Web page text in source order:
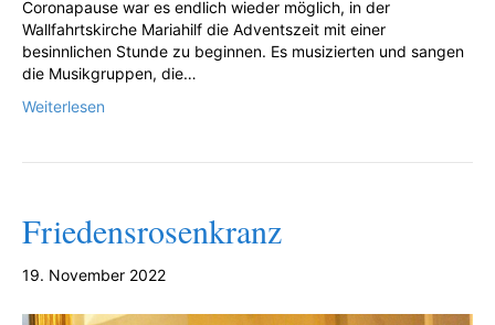
Coronapause war es endlich wieder möglich, in der
Wallfahrtskirche Mariahilf die Adventszeit mit einer
besinnlichen Stunde zu beginnen. Es musizierten und sangen
die Musikgruppen, die…
Weiterlesen
Friedensrosenkranz
19. November 2022